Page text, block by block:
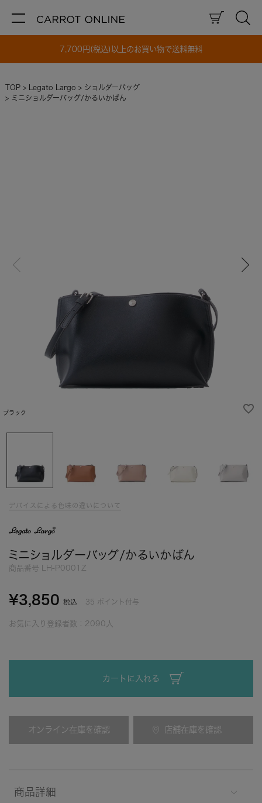
7,700円(税込)以上のお買い物で送料無料
TOP Legato Largo
ショルダーバッグ
ミニショルダーバッグ/かるいかばん
ブラック
デバイスによる色味の違いについて
ミニショルダーバッグ/かるいかばん
商品番号 LH-P0001Z
¥3,850 税込 35 ポイント付与
お気に入り登録者数： 2090 人
カートに入れる
オンライン在庫を確認 店舗在庫を確認
商品詳細